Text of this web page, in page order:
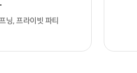
닝, 프라이빗 파티